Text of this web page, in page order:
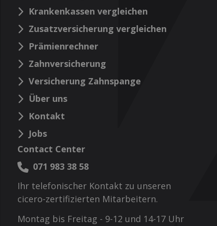
Krankenkassen vergleichen
Zusatzversicherung vergleichen
Prämienrechner
Zahnversicherung
Versicherung Zahnspange
Über uns
Kontakt
Jobs
Contact Center
071 983 38 58
Ihr telefonischer Kontakt zu unseren
cicero-zertifizierten Mitarbeitern.
Montag bis Freitag - 9-12 und 14-17 Uhr